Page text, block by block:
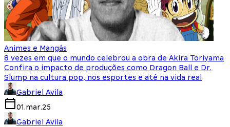
Animes e Mangás
8 vezes em que o mundo celebrou a obra de Akira Toriyama
Confira o impacto de produções como Dragon Ball e Dr.
Slump na cultura pop, nos esportes e até na vida real
Gabriel Avila
01.mar.25
Gabriel Avila